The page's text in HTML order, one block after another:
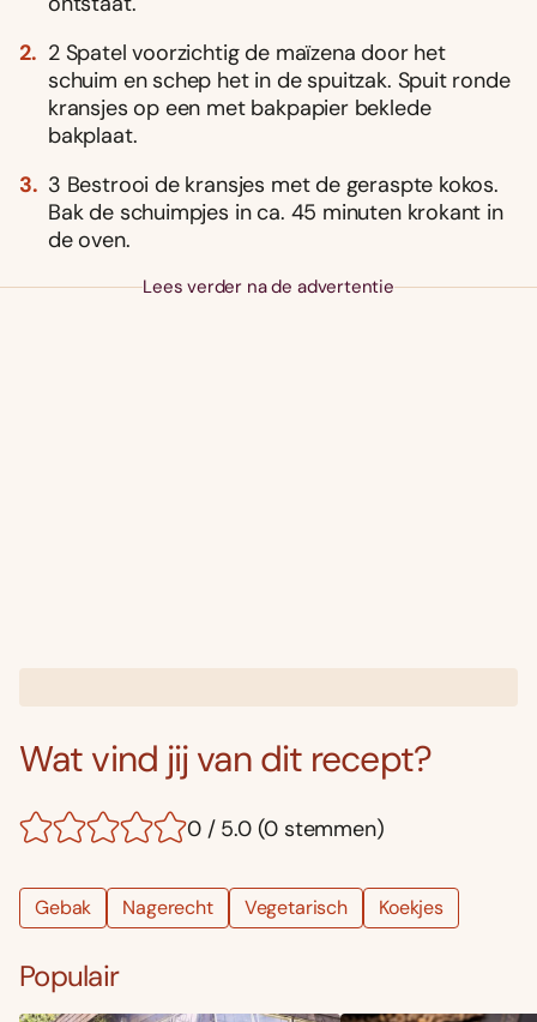
2 Spatel voorzichtig de maïzena door het
schuim en schep het in de spuitzak. Spuit ronde
kransjes op een met bakpapier beklede
bakplaat.
3 Bestrooi de kransjes met de geraspte kokos.
Bak de schuimpjes in ca. 45 minuten krokant in
de oven.
Lees verder na de advertentie
Wat vind jij van dit recept?
0 / 5.0 (0 stemmen)
Gebak Nagerecht Vegetarisch Koekjes
Populair